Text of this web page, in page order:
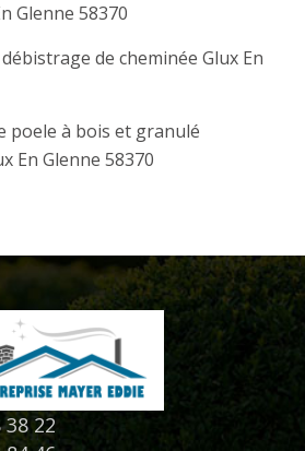
Glenne 58370
de cheminée Glux En
poele à bois et granulé
En Glenne 58370
38 22